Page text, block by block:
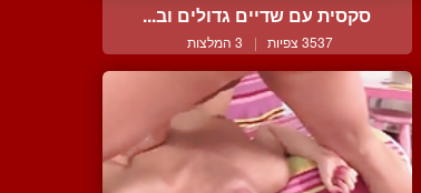
סקסית עם שדיים גדולים וב...
3537 צפיות | 3 המלצות